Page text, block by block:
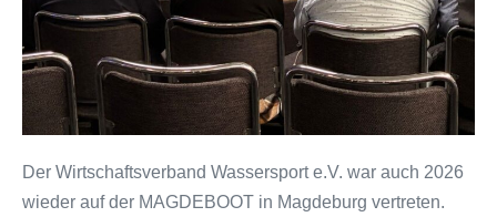
Der Wirtschaftsverband Wassersport e.V. war auch 2026
wieder auf der MAGDEBOOT in Magdeburg vertreten.